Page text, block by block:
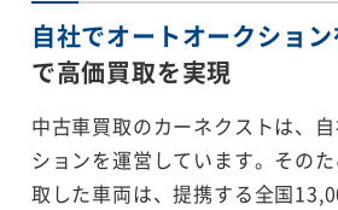
自社でオートオークショ
で高価買取を実現
中古車買取のカーネクストは、
ションを運営しています。その
取した車両は、提携する全国